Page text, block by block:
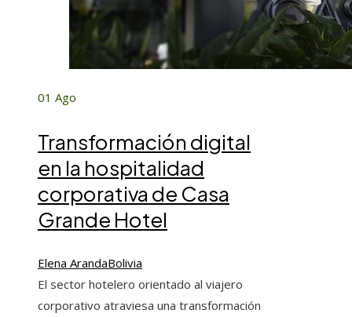
01 Ago
Transformación digital
en la hospitalidad
corporativa de Casa
Grande Hotel
Elena ArandaBolivia
El sector hotelero orientado al viajero
corporativo atraviesa una transformación